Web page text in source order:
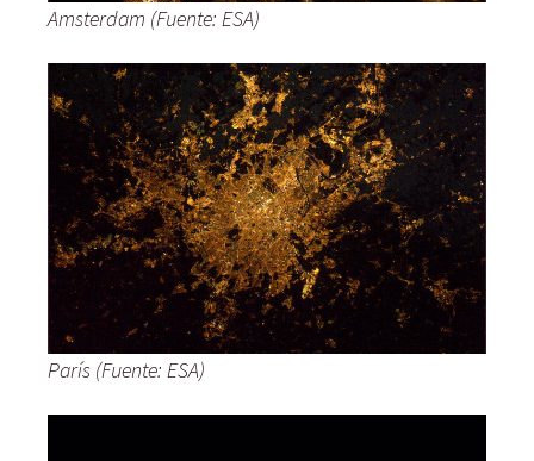
Amsterdam (Fuente: ESA)
París (Fuente: ESA)